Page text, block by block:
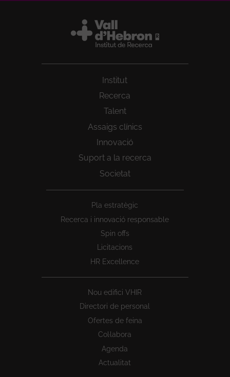
Institut
Recerca
Talent
Assaigs clínics
Innovació
Suport a la recerca
Societat
Pla estratègic
Recerca i innovació responsable
Spin offs
Licitacions
HR Excellence
Nou edifici VHIR
Directori de personal
Ofertes de feina
Col·labora
Agenda
Actualitat